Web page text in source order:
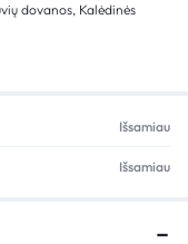
dovanos, Kalėdinės
Išsamiau
Išsamiau